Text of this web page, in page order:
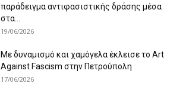
παράδειγμα αντιφασιστικής δράσης μέσα
στα...
19/06/2026
Με δυναμισμό και χαμόγελα έκλεισε το Art
Against Fascism στην Πετρούπολη
17/06/2026